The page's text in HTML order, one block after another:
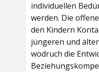
individuellen
werden. Die
den Kindern
jüngeren und
wodruch die